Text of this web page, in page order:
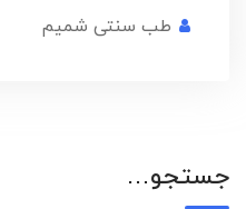
طب سنتی شمیم
جستجو…